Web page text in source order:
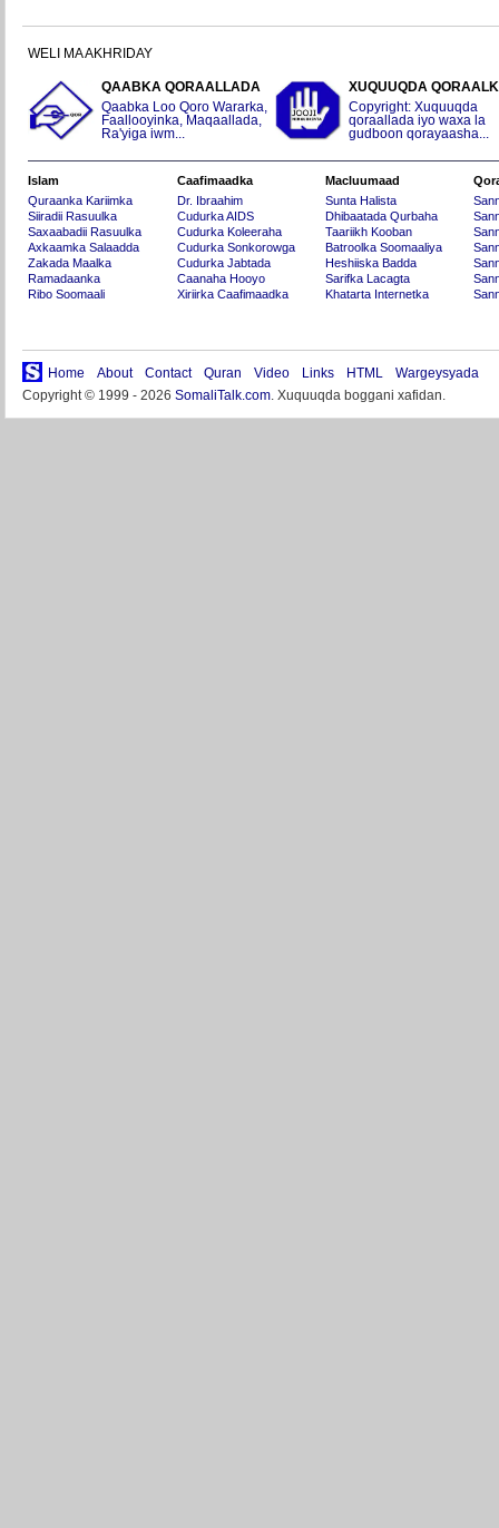
WELI MA AKHRIDAY
QAABKA QORAALLADA
Qaabka Loo Qoro Wararka,
Faallooyinka, Maqaallada,
Ra'yiga iwm...
XUQUUQDA
Copyright: Xuquuqda
qoraallada iyo waxa la
gudboon qorayaasha...
Islam
Quraanka Kariimka
Siiradii Rasuulka
Saxaabadii Rasuulka
Axkaamka Salaadda
Zakada Maalka
Ramadaanka
Ribo Soomaali
Caafimaadka
Dr. Ibraahim
Cudurka AIDS
Cudurka Koleeraha
Cudurka Sonkorowga
Cudurka Jabtada
Caanaha Hooyo
Xiriirka Caafimaadka
Macluumaad
Sunta Halista
Dhibaatada Qurbaha
Taariikh Kooban
Batroolka Soomaaliya
Heshiiska Badda
Sarifka Lacagta
Khatarta Internetka
Home About Contact Quran Video Links HTML
Wargeysyada
Copyright © 1999 - 2026 SomaliTalk.com. Xuquuqda boggani xafidan.